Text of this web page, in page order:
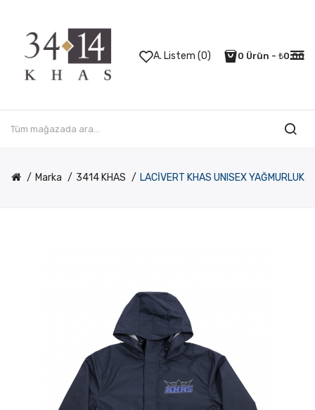
A. Listem (0) 0 Ürün - ₺0,00
Marka 3414 KHAS LACİVERT KHAS UNISEX YAĞMURLUK